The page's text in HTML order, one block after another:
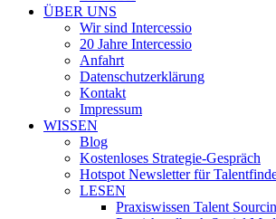
ÜBER UNS
Wir sind Intercessio
20 Jahre Intercessio
Anfahrt
Datenschutzerklärung
Kontakt
Impressum
WISSEN
Blog
Kostenloses Strategie-Gespräch
Hotspot Newsletter für
LESEN
Praxiswissen Talent